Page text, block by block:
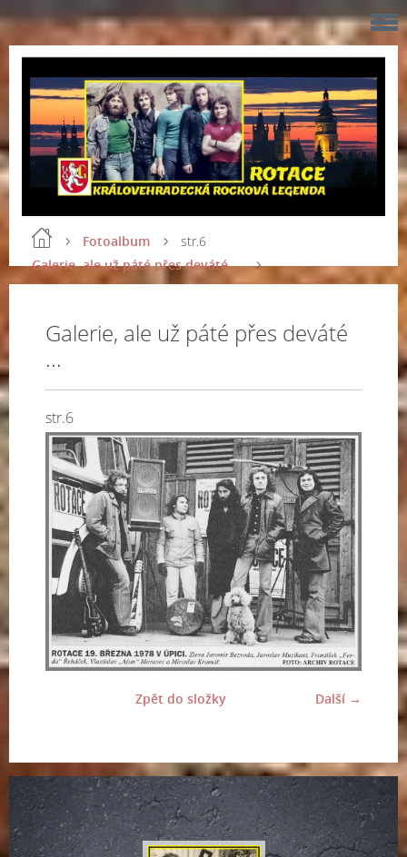
Fotoalbum
Galerie, ale už páté přes deváté ...
str.6
Galerie, ale už páté přes deváté
...
str.6
Další →
Zpět do složky